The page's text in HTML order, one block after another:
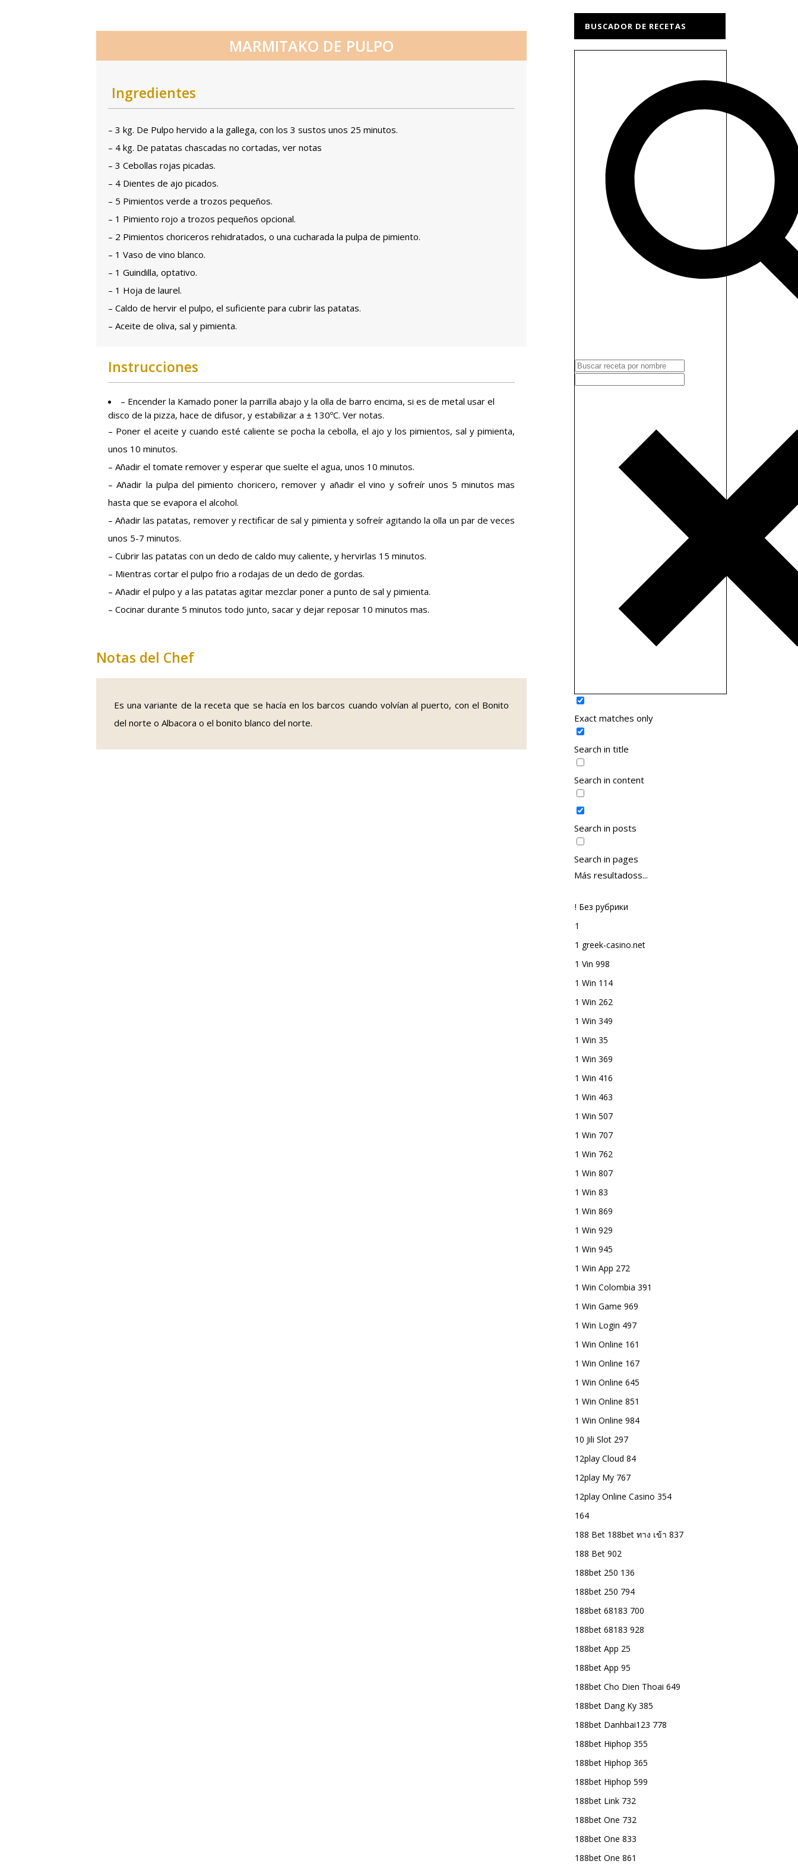
MARMITAKO DE PULPO
Ingredientes
– 3 kg. De Pulpo hervido a la gallega, con los 3 sustos unos 25 minutos.
– 4 kg. De patatas chascadas no cortadas, ver notas
– 3 Cebollas rojas picadas.
– 4 Dientes de ajo picados.
– 5 Pimientos verde a trozos pequeños.
– 1 Pimiento rojo a trozos pequeños opcional.
– 2 Pimientos choriceros rehidratados, o una cucharada la pulpa de pimiento.
– 1 Vaso de vino blanco.
– 1 Guindilla, optativo.
– 1 Hoja de laurel.
– Caldo de hervir el pulpo, el suficiente para cubrir las patatas.
– Aceite de oliva, sal y pimienta.
Instrucciones
– Encender la Kamado poner la parrilla abajo y la olla de barro encima, si es de metal usar el
disco de la pizza, hace de difusor, y estabilizar a ± 130ºC. Ver notas.
– Poner el aceite y cuando esté caliente se pocha la cebolla, el ajo y los pimientos, sal y pimienta,
unos 10 minutos.
– Añadir el tomate remover y esperar que suelte el agua, unos 10 minutos.
– Añadir la pulpa del pimiento choricero, remover y añadir el vino y sofreír unos 5 minutos mas
hasta que se evapora el alcohol.
– Añadir las patatas, remover y rectificar de sal y pimienta y sofreír agitando la olla un par de veces
unos 5-7 minutos.
– Cubrir las patatas con un dedo de caldo muy caliente, y hervirlas 15 minutos.
– Mientras cortar el pulpo frio a rodajas de un dedo de gordas.
– Añadir el pulpo y a las patatas agitar mezclar poner a punto de sal y pimienta.
– Cocinar durante 5 minutos todo junto, sacar y dejar reposar 10 minutos mas.
Notas del Chef
Es una variante de la receta que se hacía en los barcos cuando volvían al puerto, con el Bonito
del norte o Albacora o el bonito blanco del norte.
BUSCADOR DE RECETAS
Exact matches only
Search in title
Search in content
Search in posts
Search in pages
Más resultadoss...
! Без рубрики
1
1 greek-casino.net
1 Vin 998
1 Win 114
1 Win 262
1 Win 349
1 Win 35
1 Win 369
1 Win 416
1 Win 463
1 Win 507
1 Win 707
1 Win 762
1 Win 807
1 Win 83
1 Win 869
1 Win 929
1 Win 945
1 Win App 272
1 Win Colombia 391
1 Win Game 969
1 Win Login 497
1 Win Online 161
1 Win Online 167
1 Win Online 645
1 Win Online 851
1 Win Online 984
10 Jili Slot 297
12play Cloud 84
12play My 767
12play Online Casino 354
164
188 Bet 188bet ทาง เข้า 837
188 Bet 902
188bet 250 136
188bet 250 794
188bet 68183 700
188bet 68183 928
188bet App 25
188bet App 95
188bet Cho Dien Thoai 649
188bet Dang Ky 385
188bet Danhbai123 778
188bet Hiphop 355
188bet Hiphop 365
188bet Hiphop 599
188bet Link 732
188bet One 732
188bet One 833
188bet One 861